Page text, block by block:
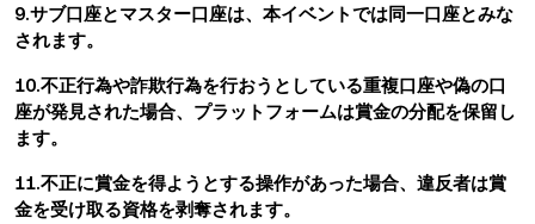
9.サブ口座とマスター口座は、本イベントでは同一口座とみな
されます。
10.不正行為や詐欺行為を行おうとしている重複口座や偽の口
座が発見された場合、プラットフォームは賞金の分配を保留し
ます。
11.不正に賞金を得ようとする操作があった場合、違反者は賞
金を受け取る資格を剥奪されます。